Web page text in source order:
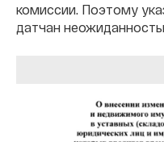
комиссии. Поэтому
датчан